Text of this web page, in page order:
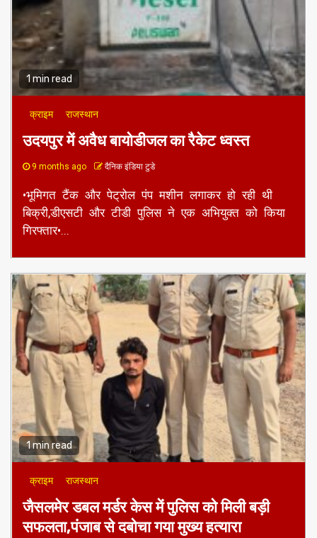
1 min read
क्राइम राजस्थान
उदयपुर में अवैध बायोडीजल का रैकेट ध्वस्त
9 months ago दैनिक इंडिया टुडे
•भूमिगत टैंक और पेट्रोल पंप मशीन लगाकर हो रही थी
बिक्री,डीएसटी और टीडी पुलिस ने एक अभियुक्त को किया
गिरफ्तार•...
1 min read
क्राइम राजस्थान
जैसलमेर डबल मर्डर केस में पुलिस को मिली बड़ी
सफलता,पंजाब से दबोचा गया मुख्य हत्यारा